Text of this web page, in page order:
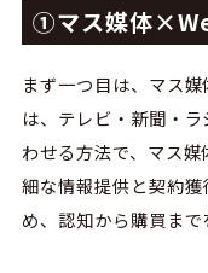
①マス媒体
まず一つ目は、マス
は、テレビ・新聞・
わせる方法で、マス
細な情報提供と契約
め、認知から購買まで